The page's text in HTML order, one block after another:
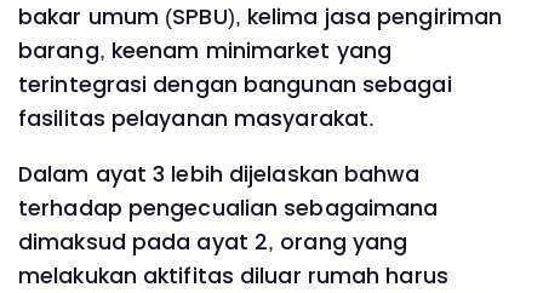
bakar umum (SPBU), kelima jasa pengiriman
barang, keenam minimarket yang
terintegrasi dengan bangunan sebagai
fasilitas pelayanan masyarakat.
Dalam ayat 3 lebih dijelaskan bahwa
terhadap pengecualian sebagaimana
dimaksud pada ayat 2, orang yang
melakukan aktifitas diluar rumah harus